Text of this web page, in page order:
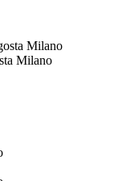
Milano